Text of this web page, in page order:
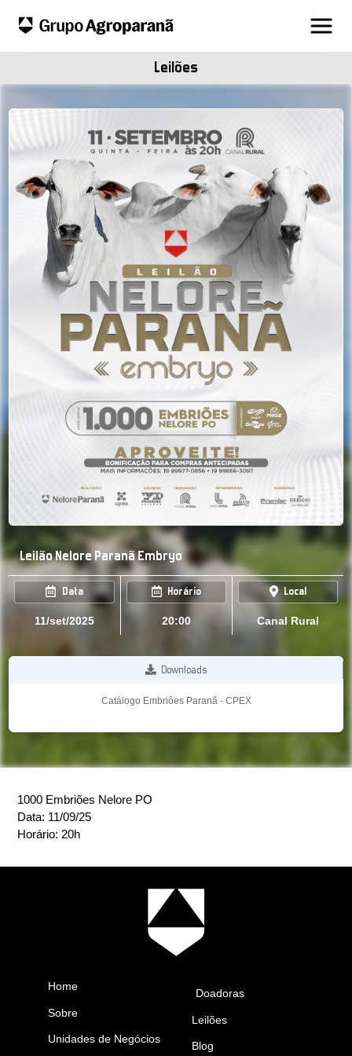
Leilões
Leilão Nelore Paranã Embryo
Data
11/set/2025
Horário
20:00
Local
Canal Rural
Downloads
Catálogo Embriões Paranã - CPEX
1000 Embriões Nelore PO
Data: 11/09/25
Horário: 20h
Home
Sobre
Unidades de Negócios
Doadoras
Leilões
Blog